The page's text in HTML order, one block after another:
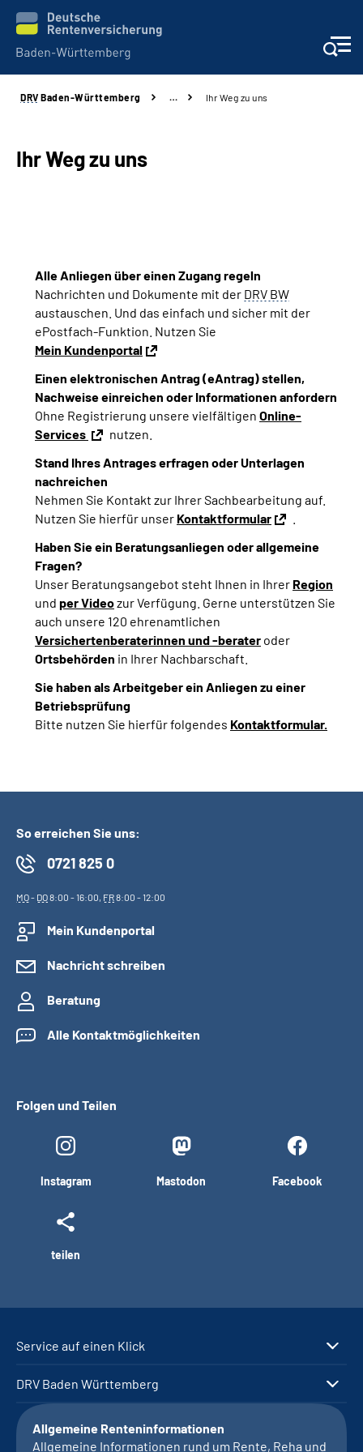
Beratung und Kontakt
Kunden
Presse
Über uns
Inhalte in Gebärdensprache (DGS)
Leichte Sprache
Suche
DRV Baden-Württemberg … Ihr Weg zu uns
Ihr Weg zu uns
Alle Anliegen über einen Zugang regeln
Nachrichten und Dokumente mit der DRV BW
austauschen. Und das einfach und sicher mit der
ePostfach-Funktion. Nutzen Sie
Mein Kundenportal
Einen elektronischen Antrag (eAntrag) stellen,
Nachweise einreichen oder Informationen anfordern
Ohne Registrierung unsere vielfältigen Online-
Services
nutzen.
Stand Ihres Antrages erfragen oder Unterlagen
nachreichen
Nehmen Sie Kontakt zur Ihrer Sachbearbeitung auf.
Nutzen Sie hierfür unser Kontaktformular
Haben Sie ein Beratungsanliegen oder allgemeine
Fragen?
Unser Beratungsangebot steht Ihnen in Ihrer Region
und per Videozur Verfügung. Gerne unterstützen Sie
auch unsere 120 ehrenamtlichen
Versichertenberaterinnen und -berater oder
Ortsbehörden in Ihrer Nachbarschaft.
Sie haben als Arbeitgeber ein Anliegen zu einer
Betriebsprüfung
Bitte nutzen Sie hierfür folgendes Kontaktformular.
So erreichen Sie uns:
0721 825 0
MO- DO8:00 - 16:00, FR8:00 - 12:00
Mein Kundenportal
Nachricht schreiben
Beratung
Alle Kontaktmöglichkeiten
Folgen und Teilen
Instagram Mastodon Facebook
teilen
Service auf einen Klick
DRV Baden Württemberg
Allgemeine Renteninformationen
Allgemeine Informationen rund um Rente, Reha und